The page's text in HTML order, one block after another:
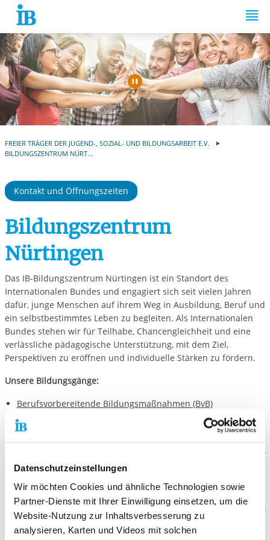
Datenschutzeinstellungen
Wir möchten Cookies und ähnliche Technologien sowie
Partner-Dienste mit Ihrer Einwilligung einsetzen, um die
Website-Nutzung zur Inhaltsverbesserung zu
analysieren, Karten und Videos mit solchen
Springe zum Inhalt
Automatische
FREIER TRÄGER DER JUGEND-, SOZIAL- UND BILDUNGSARBEIT E.V.
BILDUNGSZENTRUM NÜRT...
Kontakt und Öffnungszeiten
Bildungszentrum
Nürtingen
Das IB‑Bildungszentrum Nürtingen ist ein Standort des
Internationalen Bundes und engagiert sich seit vielen Jahren
dafür, junge Menschen auf ihrem Weg in Ausbildung, Beruf und
ein selbstbestimmtes Leben zu begleiten. Als Internationalen
Bundes stehen wir für Teilhabe, Chancengleichheit und eine
verlässliche pädagogische Unterstützung, mit dem Ziel,
Perspektiven zu eröffnen und individuelle Stärken zu fördern.
Unsere Bildungsgänge:
Berufsvorbereitende Bildungsmaßnahmen (BvB)
Assistierte Ausbildung flexibel (AsA flex)
Weitere Angebote
Berufsvorbereitende Bildungsmaßnahme (BvB)
Assistierte Ausbildung flexibel (AsA flex)
Galerie